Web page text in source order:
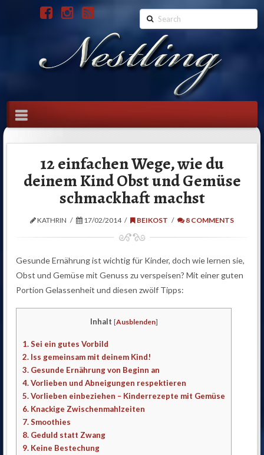
Search
Navigation
12 einfachen Wege, wie du
deinem Kind Obst und Gemüse
schmackhaft machst
KATHRIN 17/02/2014 BEIKOST 8 COMMENTS
Gesunde Ernährung ist wichtig für Kinder, doch wie lernen sie,
Obst und Gemüse mit Genuss zu verspeisen? Mit einer guten
Portion Gelassenheit und diesen zwölf Tipps:
Inhalt [Ausblenden]
1. Sei ein gutes Vorbild
2. Iss gemeinsam mit deinem Kind!
3. Gesunde Ernährung von Beginn an
4. Vorlieben und Abneigungen respektieren
5. Vorlieben einbeziehen – Kinderrezepte mit Gemüse
6. Knackige Zwischenmahlzeiten
7. Smoothies
8. Geduld statt Zwang
9. Keine Bestechung